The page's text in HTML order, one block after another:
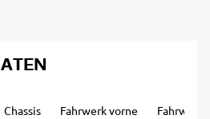
Chassis Fahrwerk vorne Fahrwerk